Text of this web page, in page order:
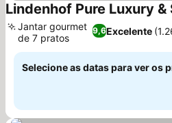
Lindenhof Pure Luxury
9,6Excelente
Jantar gourmet
de 7 pratos
Selecione as datas para ver os